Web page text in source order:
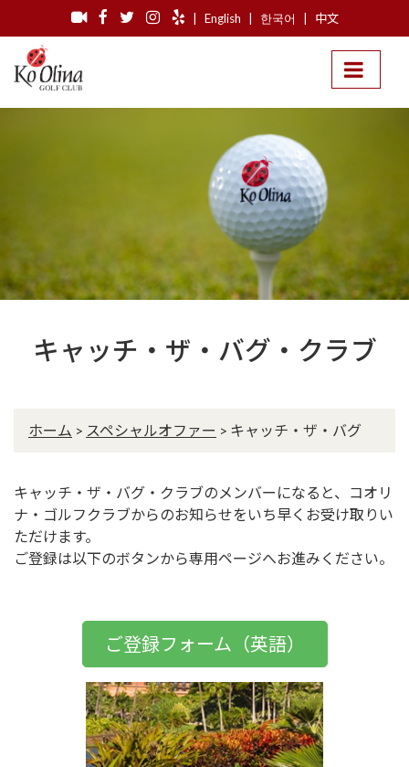
English 한국어 中文
キャッチ・ザ・バグ・クラブ
ホーム > スペシャルオファー > キャッチ・ザ・バグ
キャッチ・ザ・バグ・クラブのメンバーになると、コオリ
ナ・ゴルフクラブからのお知らせをいち早くお受け取りい
ただけます。
ご登録は以下のボタンから専用ページへお進みください。
ご登録フォーム（英語）